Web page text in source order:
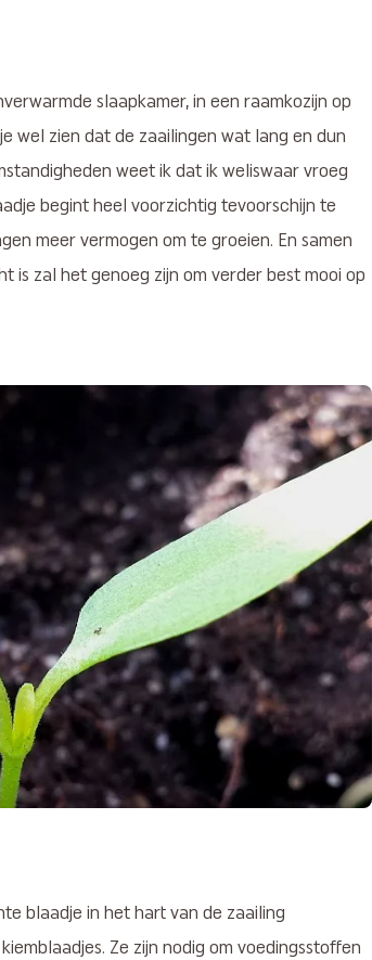
slaapkamer, in een raamkozijn op
wel zien dat de zaailingen wat lang en dun
weet ik dat ik weliswaar vroeg
begint heel voorzichtig tevoorschijn te
meer vermogen om te groeien. En samen
zal het genoeg zijn om verder best mooi op
blaadje in het hart van de zaailing
Ze zijn nodig om voedingsstoffen